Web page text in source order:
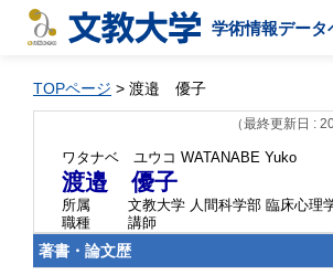
学術情報データ
TOPページ > 渡邉 優子
（最終更新日 :
ワタナベ ユウコ WATANABE Yuko
渡邉 優子
所属
文教大学 人間科学部 臨床心理
職種
講師
著書・論文歴